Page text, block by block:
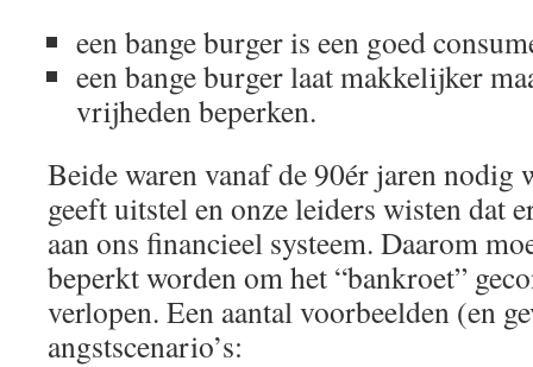
een bange burger is een goed
een bange burger laat makkelijker
vrijheden beperken.
Beide waren vanaf de 90ér jaren nodig
geeft uitstel en onze leiders wisten dat
aan ons financieel systeem. Daarom
beperkt worden om het “bankroet”
verlopen. Een aantal voorbeelden (en
angstscenario’s: